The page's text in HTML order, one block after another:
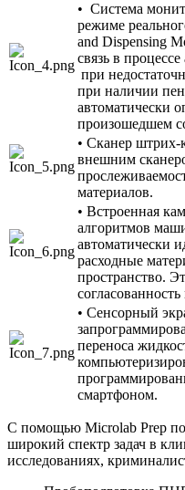
• Система
режиме
and Dispensing
связь в
при
при наличии
автоматически
произошедшем
• Сканер штрих-
внешним
материалов.
• Встроенная
алгоритмов
автоматически
расходные
пространство.
• Сенсорный
переноса
смартфоном.
С помощью Microlab Prep
широкий спектр задач в
исследованиях,